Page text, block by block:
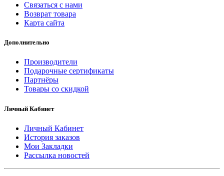
Связаться с нами
Возврат товара
Карта сайта
Дополнительно
Производители
Подарочные сертификаты
Партнёры
Товары со скидкой
Личный Кабинет
Личный Кабинет
История заказов
Мои Закладки
Рассылка новостей